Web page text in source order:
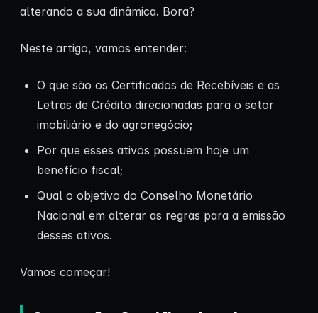
alterando a sua dinâmica. Bora?
Neste artigo, vamos entender:
O que são os Certificados de Recebíveis e as
Letras de Crédito direcionadas para o setor
imobiliário e do agronegócio;
Por que esses ativos possuem hoje um
benefício fiscal;
Qual o objetivo do Conselho Monetário
Nacional em alterar as regras para a emissão
desses ativos.
Vamos começar!